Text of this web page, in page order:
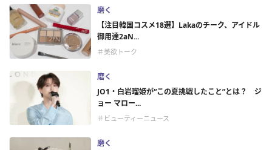
磨く
【注目韓国コスメ18選】Lakaのチーク、アイドル
御用達2aN...
＃美欲トーク
磨く
JO1・白岩瑠姫が“この夏挑戦したこと”とは？ ジ
ョー マロー...
＃ビューティーニュース
磨く